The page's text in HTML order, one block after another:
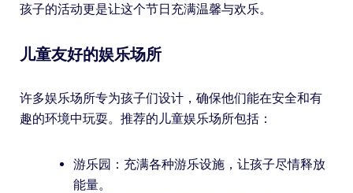
孩子的活动更是让这个节日充满温馨与欢乐。
儿童友好的娱乐场所
许多娱乐场所专为孩子们设计，确保他们能在安全和有
趣的环境中玩耍。推荐的儿童娱乐场所包括：
游乐园：充满各种游乐设施，让孩子尽情释放
能量。